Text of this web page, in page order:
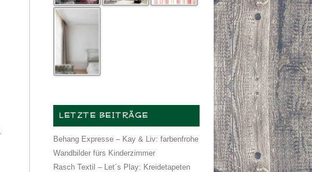
LETZTE BEITRÄGE
Behang Expresse – Kay & Liv: farbenfrohe
Wandbilder fürs Kinderzimmer
Rasch Textil – Let´s Play: Kreidetapeten